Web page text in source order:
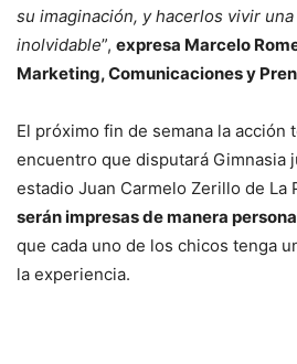
su imaginación, y hacerlos vivir
inolvidable”, expresa Marcelo
Marketing, Comunicaciones y
El próximo fin de semana la acción
encuentro que disputará Gimnasia
estadio Juan Carmelo Zerillo de La
serán impresas de manera
que cada uno de los chicos tenga
la experiencia.